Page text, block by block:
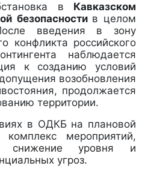
в Кавказском
безопасности в целом
введения в зону
конфликта российского
наблюдается
к созданию условий
возобновления
продолжается
территории.
в ОДКБ на плановой
комплекс мероприятий,
снижение уровня и
угроз.